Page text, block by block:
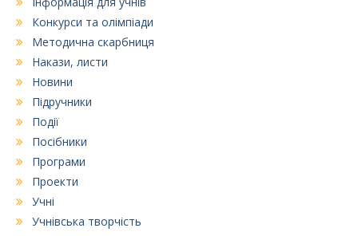
Конкурси та олімпіади
Методична скарбниця
Накази, листи
Новини
Підручники
Події
Посібники
Програми
Проекти
Учні
Учнівська творчість